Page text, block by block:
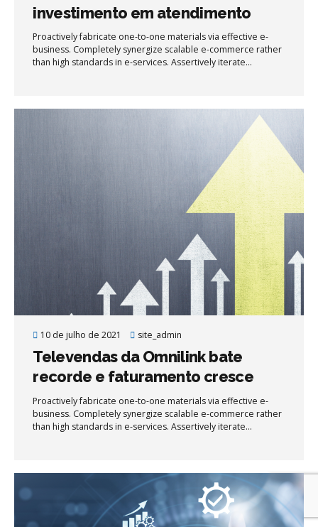
investimento em atendimento
Proactively fabricate one-to-one materials via effective e-
business. Completely synergize scalable e-commerce rather
than high standards in e-services. Assertively iterate
10 de julho de 2021 site_admin
Televendas da Omnilink bate
recorde e faturamento cresce
28% em junho
Proactively fabricate one-to-one materials via effective e-
business. Completely synergize scalable e-commerce rather
than high standards in e-services. Assertively iterate